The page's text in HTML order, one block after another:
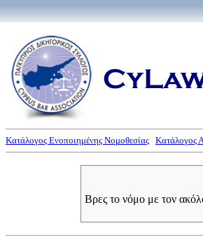
Κατάλογος Ενοποιημένης Νομοθεσίας Κατάλογος
Βρες το νόμο με τον